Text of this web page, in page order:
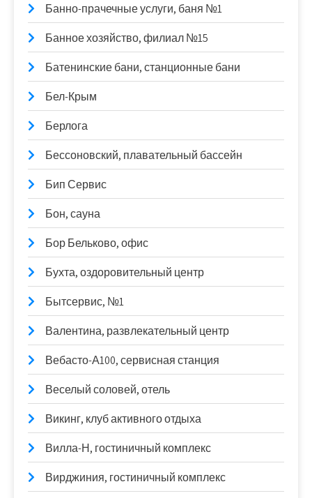
Банно-прачечные услуги, баня №1
Банное хозяйство, филиал №15
Батенинские бани, станционные бани
Бел-Крым
Берлога
Бессоновский, плавательный бассейн
Бип Сервис
Бон, сауна
Бор Бельково, офис
Бухта, оздоровительный центр
Бытсервис, №1
Валентина, развлекательный центр
Вебасто-А100, сервисная станция
Веселый соловей, отель
Викинг, клуб активного отдыха
Вилла-Н, гостиничный комплекс
Вирджиния, гостиничный комплекс